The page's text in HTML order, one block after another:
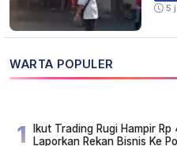
5
WARTA POPULER
1
Ikut Trading Rugi Hampir
Laporkan Rekan Bisnis Ke